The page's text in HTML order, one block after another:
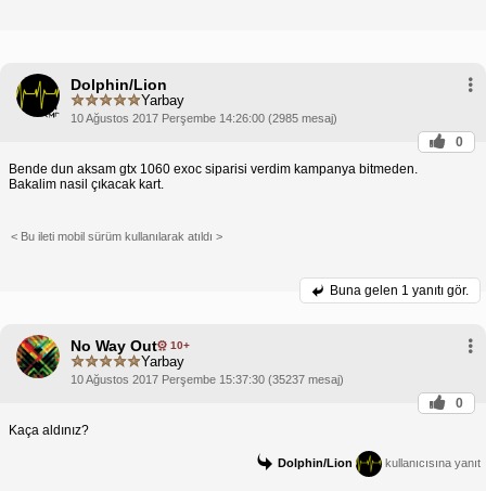
Dolphin/Lion
Yarbay
10 Ağustos 2017 Perşembe 14:26:00 (2985 mesaj)
0
Bende dun aksam gtx 1060 exoc siparisi verdim kampanya bitmeden.
Bakalim nasil çıkacak kart.
< Bu ileti mobil sürüm kullanılarak atıldı >
Buna gelen 1 yanıtı gör.
No Way Out 10+
Yarbay
10 Ağustos 2017 Perşembe 15:37:30 (35237 mesaj)
0
Kaça aldınız?
Dolphin/Lion kullanıcısına yanıt